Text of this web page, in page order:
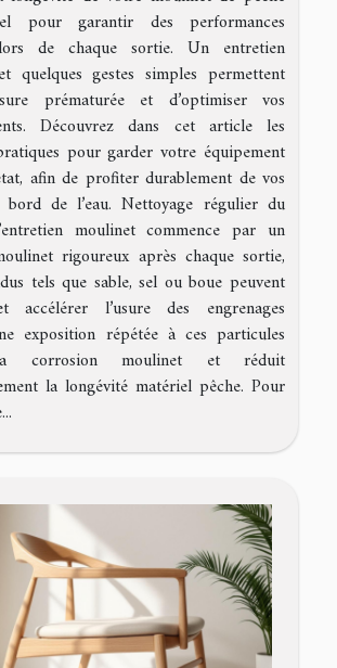
pour garantir des performances
de chaque sortie. Un entretien
quelques gestes simples permettent
prématurée et d’optimiser vos
Découvrez dans cet article les
pour garder votre équipement
afin de profiter durablement de vos
bord de l’eau. Nettoyage régulier du
moulinet commence par un
rigoureux après chaque sortie,
tels que sable, sel ou boue peuvent
accélérer l’usure des engrenages
exposition répétée à ces particules
corrosion moulinet et réduit
la longévité matériel pêche. Pour